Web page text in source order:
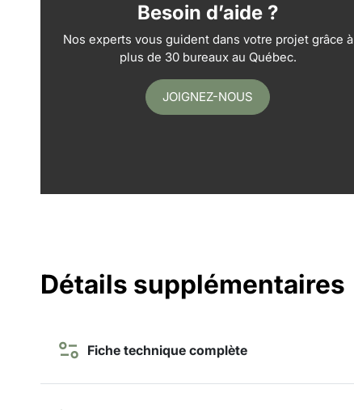
Besoin d’aide ?
Nos experts vous guident dans votre projet grâce à
plus de 30 bureaux au Québec.
JOIGNEZ-NOUS
Détails supplémentaires
Fiche technique complète